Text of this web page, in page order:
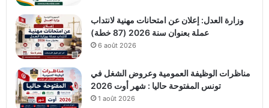
وزارة العدل: إعلان عن امتحانات مهنية لانتداب
عملة بعنوان سنة 2026 (87 خطة)
6 août 2026
مناظرات الوظيفة العمومية وعروض الشغل في
تونس المفتوحة حاليا : شهر أوت 2026
1 août 2026